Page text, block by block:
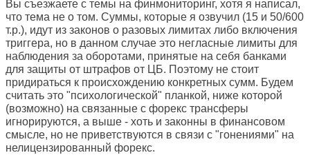
Вы съезжаете с темы на финмониторинг, хотя я написал,
что тема не о том. Суммы, которые я озвучил (15 и 50/600
т.р.), идут из законов о разовых лимитах либо включения
триггера, но в данном случае это негласные лимиты для
наблюдения за оборотами, принятые на себя банками
для защиты от штрафов от ЦБ. Поэтому не стоит
придираться к происхождению конкретных сумм. Будем
считать это "психологической" планкой, ниже которой
(возможно) на связанные с форекс трансферы
игнорируются, а выше - хоть и законны в финансовом
смысле, но не приветствуются в связи с "гонениями" на
нелицензированный форекс.